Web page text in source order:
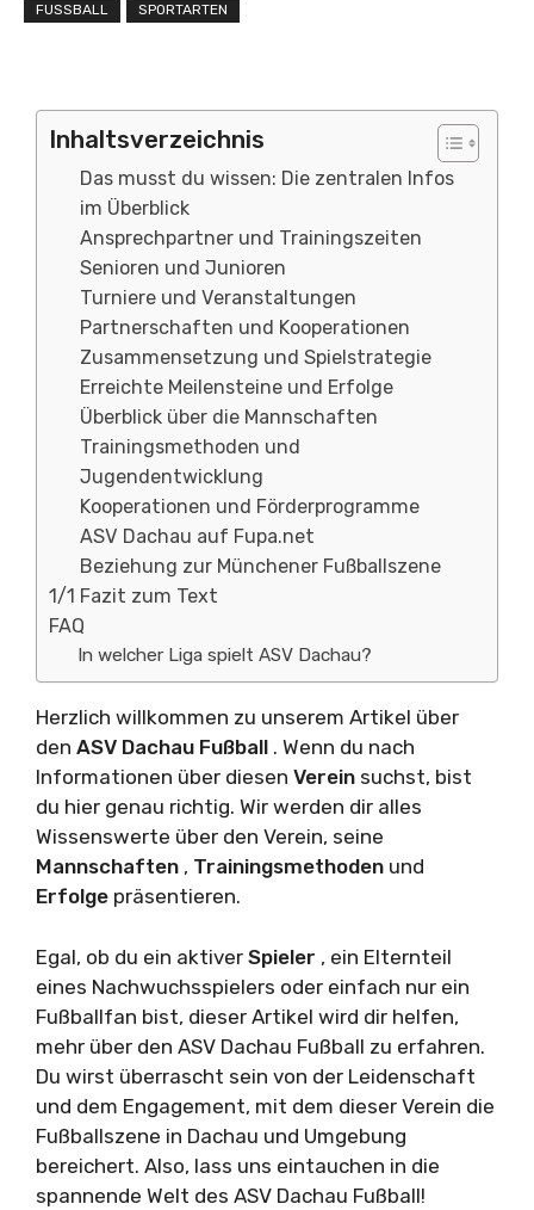
FUSSBALL SPORTARTEN
Inhaltsverzeichnis
Das musst du wissen: Die zentralen Infos
im Überblick
Ansprechpartner und Trainingszeiten
Senioren und Junioren
Turniere und Veranstaltungen
Partnerschaften und Kooperationen
Zusammensetzung und Spielstrategie
Erreichte Meilensteine und Erfolge
Überblick über die Mannschaften
Trainingsmethoden und
Jugendentwicklung
Kooperationen und Förderprogramme
ASV Dachau auf Fupa.net
Beziehung zur Münchener Fußballszene
1/1 Fazit zum Text
FAQ
In welcher Liga spielt ASV Dachau?
Herzlich willkommen zu unserem Artikel über
den ASV Dachau Fußball . Wenn du nach
Informationen über diesen Verein suchst, bist
du hier genau richtig. Wir werden dir alles
Wissenswerte über den Verein, seine
Mannschaften , Trainingsmethoden und
Erfolge präsentieren.
Egal, ob du ein aktiver Spieler , ein Elternteil
eines Nachwuchsspielers oder einfach nur ein
Fußballfan bist, dieser Artikel wird dir helfen,
mehr über den ASV Dachau Fußball zu erfahren.
Du wirst überrascht sein von der Leidenschaft
und dem Engagement, mit dem dieser Verein die
Fußballszene in Dachau und Umgebung
bereichert. Also, lass uns eintauchen in die
spannende Welt des ASV Dachau Fußball!